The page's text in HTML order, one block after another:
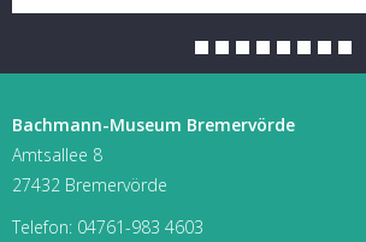
Bachmann-Museum Bremervörde
Amtsallee 8
27432 Bremervörde
Telefon: 04761-983 4603